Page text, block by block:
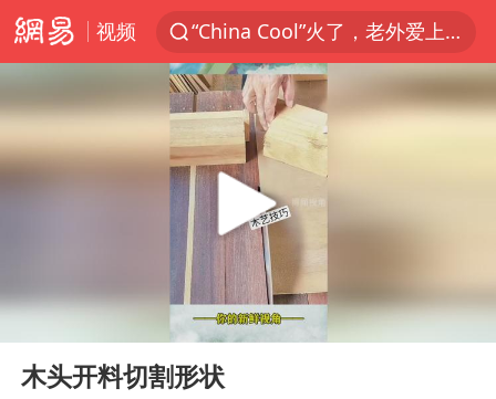
视频
“China Cool”火了，老外爱上中国避暑游
香港宏福苑火灾或由烟头引起
浙江台州《告全体市民书》
四川宜宾3.4级地震
多所高校取消艺考
Play
00:26
木头开料切割形状